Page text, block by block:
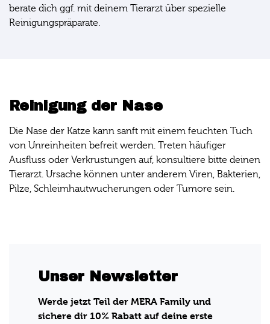
berate dich ggf. mit deinem Tierarzt über spezielle
Reinigungspräparate.
Reinigung der Nase
Die Nase der Katze kann sanft mit einem feuchten Tuch
von Unreinheiten befreit werden. Treten häufiger
Ausfluss oder Verkrustungen auf, konsultiere bitte deinen
Tierarzt. Ursache können unter anderem Viren, Bakterien,
Pilze, Schleimhautwucherungen oder Tumore sein.
Unser Newsletter
Werde jetzt Teil der MERA Family und
sichere dir 10% Rabatt auf deine erste